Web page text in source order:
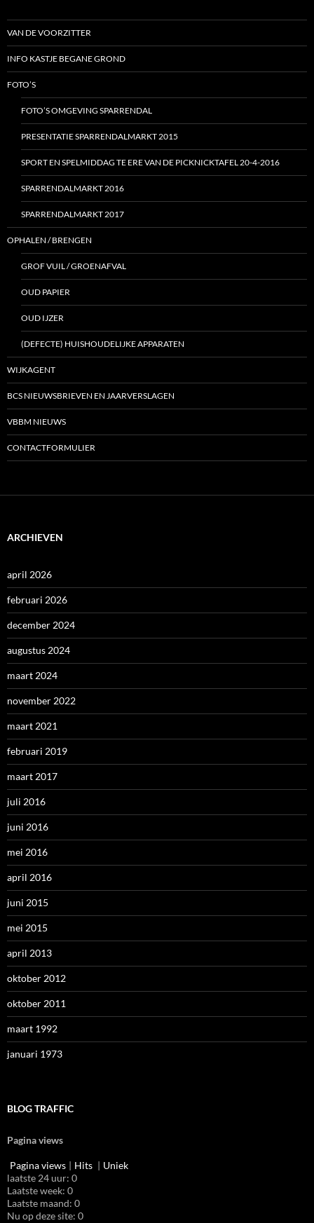
VAN DE VOORZITTER
INFO KASTJE BEGANE GROND
FOTO’S
FOTO’S OMGEVING SPARRENDAL
PRESENTATIE SPARRENDALMARKT 2015
SPORT EN SPELMIDDAG TE ERE VAN DE PICKNICKTAFEL 20-4-2016
SPARRENDALMARKT 2016
SPARRENDALMARKT 2017
OPHALEN / BRENGEN
GROF VUIL / GROENAFVAL
OUD PAPIER
OUD IJZER
(DEFECTE) HUISHOUDELIJKE APPARATEN
WIJKAGENT
BCS NIEUWSBRIEVEN EN JAARVERSLAGEN
VBBM NIEUWS
CONTACTFORMULIER
ARCHIEVEN
april 2026
februari 2026
december 2024
augustus 2024
maart 2024
november 2022
maart 2021
februari 2019
maart 2017
juli 2016
juni 2016
mei 2016
april 2016
juni 2015
mei 2015
april 2013
oktober 2012
oktober 2011
maart 1992
januari 1973
BLOG TRAFFIC
Pagina views
Pagina views | Hits | Uniek
laatste 24 uur: 0
Laatste week: 0
Laatste maand: 0
Nu op deze site: 0